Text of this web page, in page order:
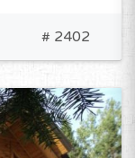
# 2402